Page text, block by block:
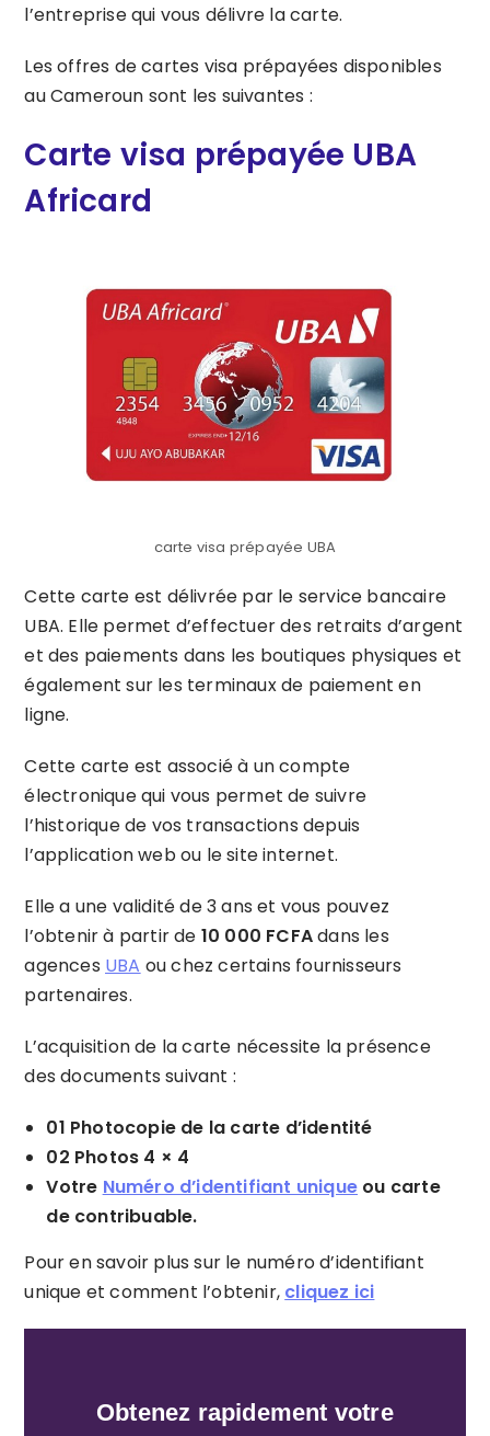
l’entreprise qui vous délivre la carte.
Les offres de cartes visa prépayées disponibles
au Cameroun sont les suivantes :
Carte visa prépayée UBA
Africard
carte visa prépayée UBA
Cette carte est délivrée par le service bancaire
UBA. Elle permet d’effectuer des retraits d’argent
et des paiements dans les boutiques physiques et
également sur les terminaux de paiement en
ligne.
Cette carte est associé à un compte
électronique qui vous permet de suivre
l’historique de vos transactions depuis
l’application web ou le site internet.
Elle a une validité de 3 ans et vous pouvez
l’obtenir à partir de 10 000 FCFAdans les
agences UBA ou chez certains fournisseurs
partenaires.
L’acquisition de la carte nécessite la présence
des documents suivant :
01 Photocopie de la carte d’identité
02 Photos 4 × 4
Votre Numéro d’identifiant unique ou carte
de contribuable.
Pour en savoir plus sur le numéro d’identifiant
unique et comment l’obtenir, cliquez ici
Obtenez rapidement votre